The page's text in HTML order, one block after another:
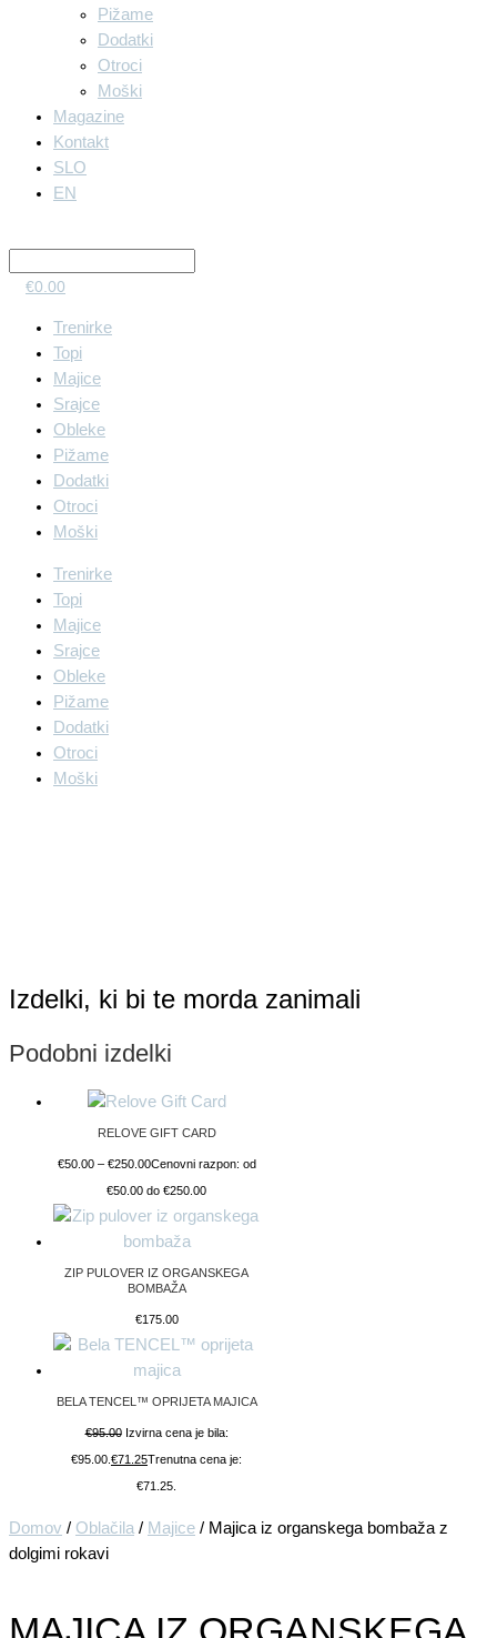
Pižame
Dodatki
Otroci
Moški
Magazine
Kontakt
SLO
EN
€0.00
Trenirke
Topi
Majice
Srajce
Obleke
Pižame
Dodatki
Otroci
Moški
Trenirke
Topi
Majice
Srajce
Obleke
Pižame
Dodatki
Otroci
Moški
Izdelki, ki bi te morda zanimali
Podobni izdelki
RELOVE GIFT CARD
€50.00 – €250.00Cenovni razpon: od
€50.00 do €250.00
ZIP PULOVER IZ ORGANSKEGA
BOMBAŽA
€175.00
BELA TENCEL™ OPRIJETA MAJICA
€95.00 Izvirna cena je bila:
€95.00. €71.25Trenutna cena je:
€71.25.
Domov / Oblačila / Majice / Majica iz organskega bombaža z
dolgimi rokavi